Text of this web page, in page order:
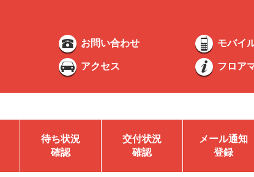
お問い合わせ モバイ
アクセス フロア
待ち状況
確認
交付状況
確認
メール通知
登録